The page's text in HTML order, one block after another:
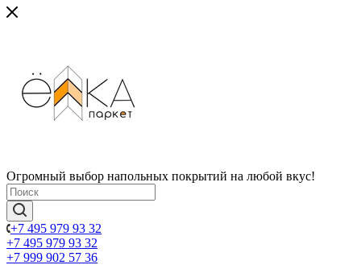
Огромный выбор напольных покрытий на любой вкус!
+7 495 979 93 32
+7 495 979 93 32
+7 999 902 57 36